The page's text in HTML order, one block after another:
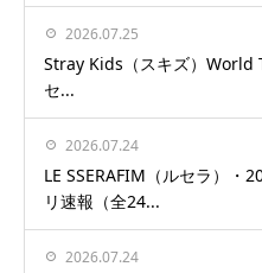
2026.07.25
Stray Kids（スキズ）World
セ...
2026.07.24
LE SSERAFIM（ルセラ）・
リ速報（全24...
2026.07.24